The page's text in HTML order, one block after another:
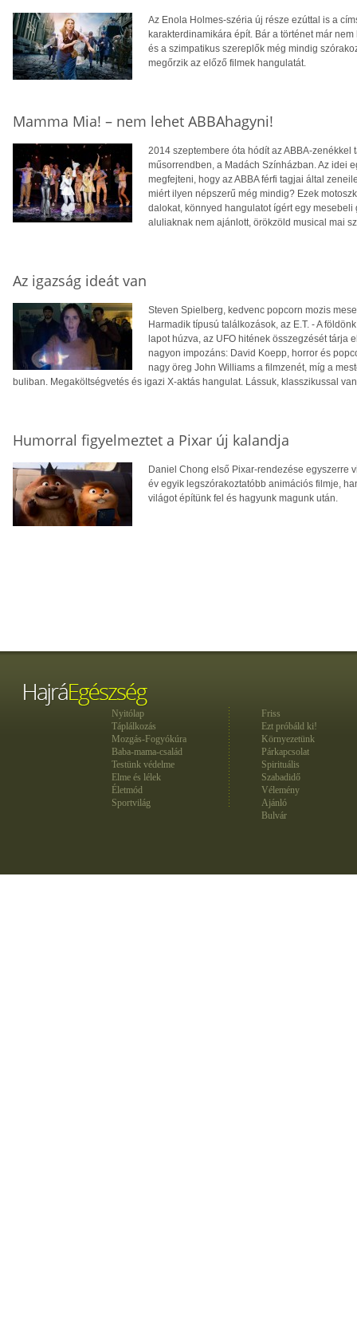
Az Enola Holmes-széria új része ezúttal is a
karakterdinamikára épít. Bár a történet már
és a szimpatikus szereplők még mindig
megőrzik az előző filmek hangulatát.
Mamma Mia! – nem lehet ABBAhagyni!
2014 szeptembere óta hódít az ABBA-
műsorrendben, a Madách Színházban. Az idei
megfejteni, hogy az ABBA férfi tagjai által
miért ilyen népszerű még mindig? Ezek
dalokat, könnyed hangulatot ígért egy
aluliaknak nem ajánlott, örökzöld musical mai
Az igazság ideát van
Steven Spielberg, kedvenc popcorn mozis
Harmadik típusú találkozások, az E.T. - A
lapot húzva, az UFO hitének összegzését tárja
nagyon impozáns: David Koepp, horror és
nagy öreg John Williams a filmzenét, míg a
buliban. Megaköltségvetés és igazi X-aktás hangulat. Lássuk, klasszikussal
Humorral figyelmeztet a Pixar új kalandja
Daniel Chong első Pixar-rendezése egyszerre
év egyik legszórakoztatóbb animációs filmje,
világot építünk fel és hagyunk magunk után.
Nyitólap
Táplálkozás
Mozgás-Fogyókúra
Baba-mama-család
Testünk védelme
Elme és lélek
Életmód
Sportvilág
Friss
Ezt próbáld ki!
Környezetünk
Párkapcsolat
Spirituális
Szabadidő
Vélemény
Ajánló
Bulvár